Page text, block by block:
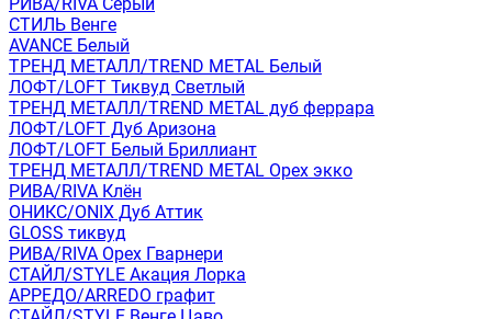
СТИЛЬ Венге
AVANСE Белый
ТРЕНД МЕТАЛЛ/TREND METAL Белый
ЛОФТ/LOFT Тиквуд Светлый
ТРЕНД МЕТАЛЛ/TREND METAL дуб феррара
ЛОФТ/LOFT Дуб Аризона
ЛОФТ/LOFT Белый Бриллиант
ТРЕНД МЕТАЛЛ/TREND METAL Орех экко
РИВА/RIVA Клён
ОНИКС/ONIX Дуб Аттик
GLOSS тиквуд
РИВА/RIVA Орех Гварнери
СТАЙЛ/STYLE Акация Лорка
АРРЕДО/ARREDO графит